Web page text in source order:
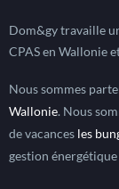
Dom&gy travaille
CPAS en Wallonie
Nous sommes
Wallonie. Nous
de vacances les
gestion